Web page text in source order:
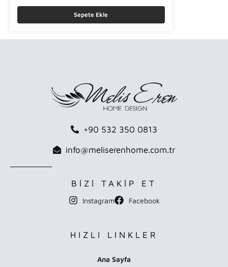
Sepete Ekle
+90 532 350 0813
info@meliserenhome.com.tr
BİZİ TAKİP ET
Instagram Facebook
HIZLI LINKLER
Ana Sayfa